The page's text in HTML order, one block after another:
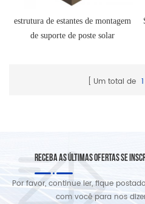
estrutura de estantes de montagem
de suporte de poste solar
Um total de 1
RECEBA AS ÚLTIMAS OFERTAS SE
Por favor, continue ler, fique
com você para nos